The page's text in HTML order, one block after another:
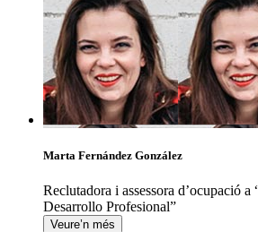
Marta Fernández González
Reclutadora i assessora d’ocupació
Desarrollo Profesional”
Veure’n més